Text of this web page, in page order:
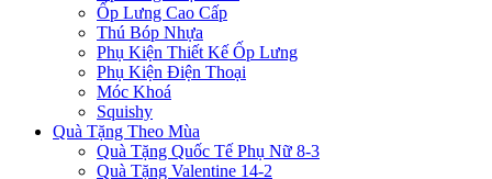
Ốp Lưng Cao Cấp
Thú Bóp Nhựa
Phụ Kiện Thiết Kế Ốp Lưng
Phụ Kiện Điện Thoại
Móc Khoá
Squishy
Quà Tặng Theo Mùa
Quà Tặng Quốc Tế Phụ Nữ 8-3
Quà Tặng Valentine 14-2